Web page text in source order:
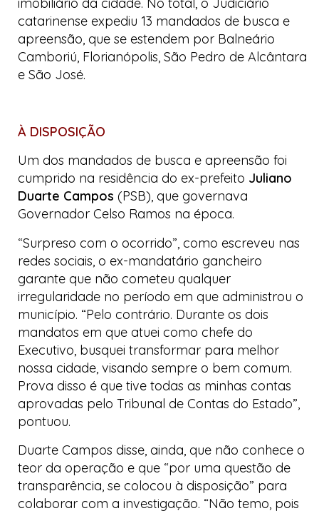
catarinense expediu 13 mandados de busca e
apreensão, que se estendem por Balneário
Camboriú, Florianópolis, São Pedro de Alcântara
e São José.
À DISPOSIÇÃO
Um dos mandados de busca e apreensão foi
cumprido na residência do ex-prefeito Juliano
Duarte Campos (PSB), que governava
Governador Celso Ramos na época.
“Surpreso com o ocorrido”, como escreveu nas
redes sociais, o ex-mandatário gancheiro
garante que não cometeu qualquer
irregularidade no período em que administrou o
município. “Pelo contrário. Durante os dois
mandatos em que atuei como chefe do
Executivo, busquei transformar para melhor
nossa cidade, visando sempre o bem comum.
Prova disso é que tive todas as minhas contas
aprovadas pelo Tribunal de Contas do Estado”,
pontuou.
Duarte Campos disse, ainda, que não conhece o
teor da operação e que “por uma questão de
transparência, se colocou à disposição” para
colaborar com a investigação. “Não temo, pois